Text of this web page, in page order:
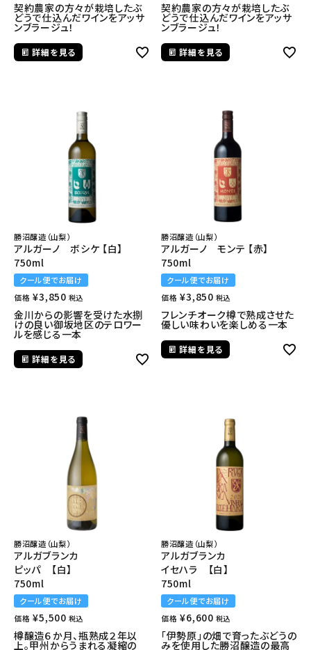
契約農家の方々が栽培したぶ
どうで仕込んだワインをアッサ
ンブラージュ！
詳細を見る
契約農家の方々が栽培したぶ
どうで仕込んだワインをアッサ
ンブラージュ！
詳細を見る
勝沼醸造（山梨）
アルガーノ ボシケ 【白】
750ml
クール便でお届け
価格 ¥3,850 税込
金川からの影響を受けた水捌
けの良い御坂地区のテロワー
ルを感じる一本
詳細を見る
勝沼醸造（山梨）
アルガーノ モンテ 【赤】
750ml
クール便でお届け
価格 ¥3,850 税込
フレンチオーク樽で熟成させた
優しい味わいを楽しめる一本
詳細を見る
勝沼醸造（山梨）
アルガブランカ
ピッパ 【白】
750ml
クール便でお届け
価格 ¥5,500 税込
樽醸造６か月、瓶熟成２年以
上。甲州からうまれる凝縮の
勝沼醸造（山梨）
アルガブランカ
イセハラ 【白】
750ml
クール便でお届け
価格 ¥6,600 税込
「伊勢原」の畑で育ったぶどうの
みを使用した勝沼醸造の最高